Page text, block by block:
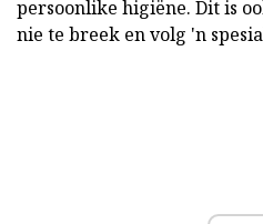
persoonlike higiëne. Dit is
nie te breek en volg 'n